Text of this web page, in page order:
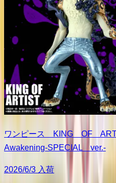
ワンピース KING OF
Awakening-SPECIAL ver.-
2026/6/3 入荷